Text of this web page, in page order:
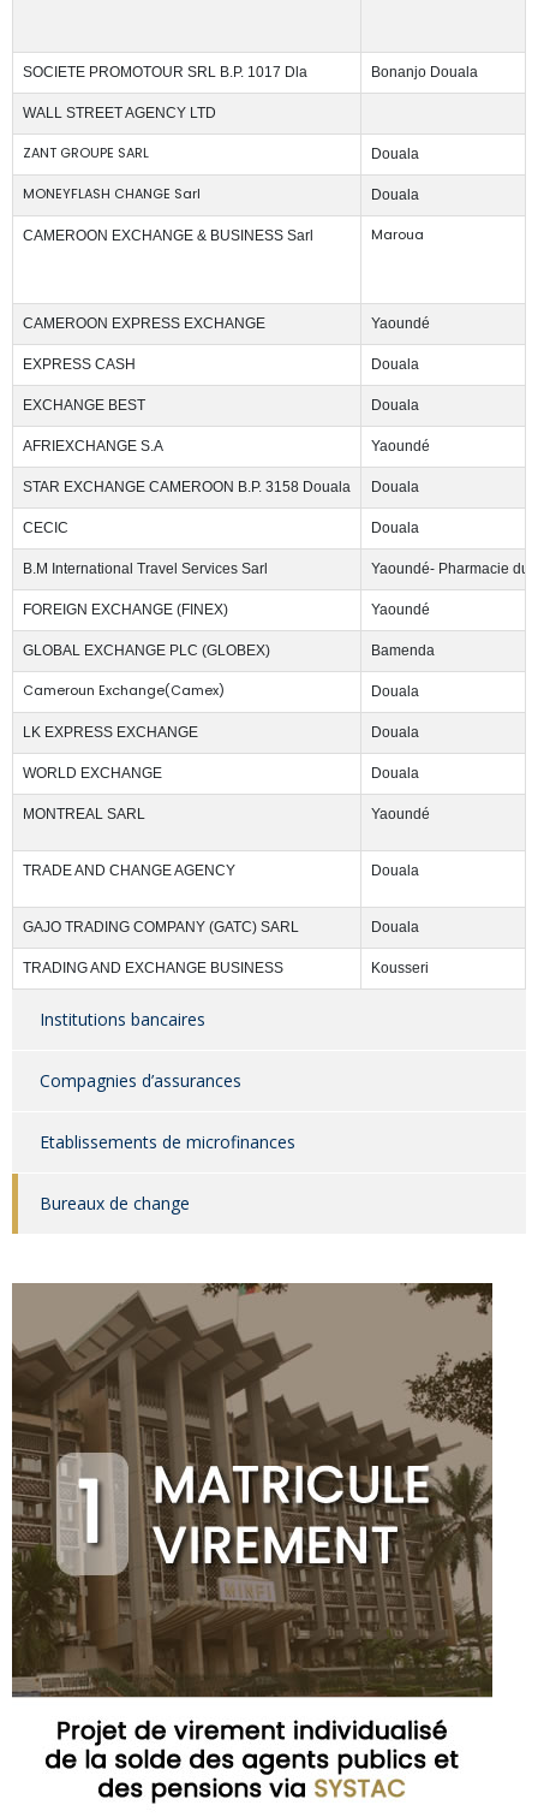
SOCIETE PROMOTOUR SRL B.P. 1017 Dla Bonanjo Douala
WALL STREET AGENCY LTD
ZANT GROUPE SARL Douala
MONEYFLASH CHANGE Sarl Douala
CAMEROON EXCHANGE & BUSINESS Sarl Maroua
CAMEROON EXPRESS EXCHANGE Yaoundé
EXPRESS CASH Douala
EXCHANGE BEST Douala
AFRIEXCHANGE S.A Yaoundé
STAR EXCHANGE CAMEROON B.P. 3158 Douala Douala
CECIC Douala
B.M International Travel Services Sarl Yaoundé- Pharmacie du
FOREIGN EXCHANGE (FINEX) Yaoundé
GLOBAL EXCHANGE PLC (GLOBEX) Bamenda
Cameroun Exchange(Camex) Douala
LK EXPRESS EXCHANGE Douala
WORLD EXCHANGE Douala
MONTREAL SARL Yaoundé
TRADE AND CHANGE AGENCY Douala
GAJO TRADING COMPANY (GATC) SARL Douala
TRADING AND EXCHANGE BUSINESS Kousseri
Institutions bancaires
Compagnies d’assurances
Etablissements de microfinances
Bureaux de change